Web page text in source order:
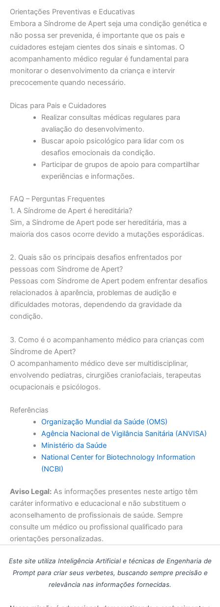
Orientações Preventivas e Educativas
Embora a Síndrome de Apert seja uma condição genética e
não possa ser prevenida, é importante que os pais e
cuidadores estejam cientes dos sinais e sintomas. O
acompanhamento médico regular é fundamental para
monitorar o desenvolvimento da criança e intervir
precocemente quando necessário.
Dicas para Pais e Cuidadores
Realizar consultas médicas regulares para
avaliação do desenvolvimento.
Buscar apoio psicológico para lidar com os
desafios emocionais da condição.
Participar de grupos de apoio para compartilhar
experiências e informações.
FAQ – Perguntas Frequentes
1. A Síndrome de Apert é hereditária?
Sim, a Síndrome de Apert pode ser hereditária, mas a
maioria dos casos ocorre devido a mutações esporádicas.
2. Quais são os principais desafios enfrentados por
pessoas com Síndrome de Apert?
Pessoas com Síndrome de Apert podem enfrentar desafios
relacionados à aparência, problemas de audição e
dificuldades motoras, dependendo da gravidade da
condição.
3. Como é o acompanhamento médico para crianças com
Síndrome de Apert?
O acompanhamento médico deve ser multidisciplinar,
envolvendo pediatras, cirurgiões craniofaciais, terapeutas
ocupacionais e psicólogos.
Referências
Organização Mundial da Saúde (OMS)
Agência Nacional de Vigilância Sanitária (ANVISA)
Ministério da Saúde
National Center for Biotechnology Information
(NCBI)
Aviso Legal: As informações presentes neste artigo têm
caráter informativo e educacional e não substituem o
aconselhamento de profissionais de saúde. Sempre
consulte um médico ou profissional qualificado para
orientações personalizadas.
Este site utiliza Inteligência Artificial e técnicas de Engenharia de
Prompt para criar seus verbetes, buscando sempre precisão e
relevância nas informações fornecidas.